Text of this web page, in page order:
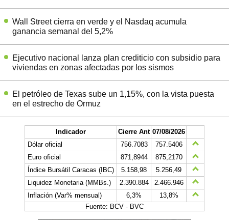
Wall Street cierra en verde y el Nasdaq acumula
ganancia semanal del 5,2%
Ejecutivo nacional lanza plan crediticio con subsidio para
viviendas en zonas afectadas por los sismos
El petróleo de Texas sube un 1,15%, con la vista puesta
en el estrecho de Ormuz
Indicador Cierre Ant 07/08/2026
Dólar oficial
756.7083
757.5406
Euro oficial
871,8944
875,2170
Índice Bursátil Caracas (IBC)
5.158,98
5.256,49
Liquidez Monetaria (MMBs.)
2.390.884
2.466.946
Inflación (Var% mensual)
6,3%
13,8%
Fuente: BCV - BVC